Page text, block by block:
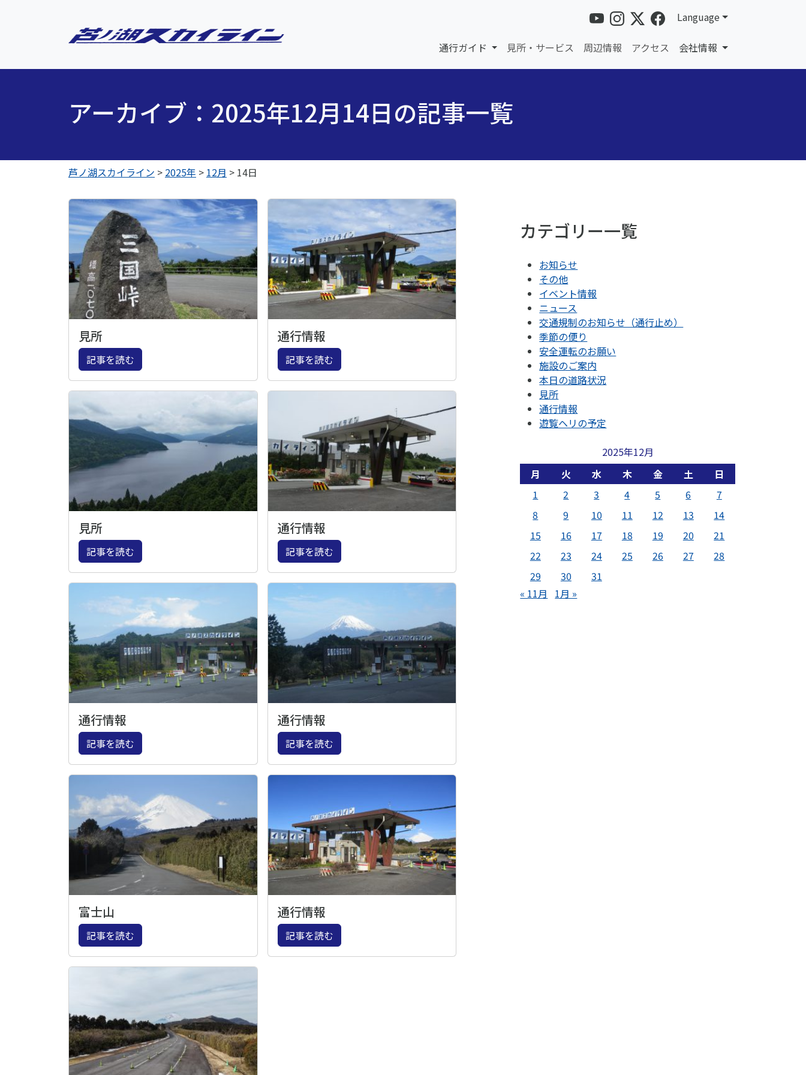
Language
通行ガイド 見所・サービス 周辺情報 アクセス 会社情報
アーカイブ：2025年12月14日の記事一覧
芦ノ湖スカイライン > 2025年 > 12月 > 14日
見所
記事を読む
通行情報
記事を読む
見所
記事を読む
通行情報
記事を読む
通行情報
記事を読む
通行情報
記事を読む
富士山
記事を読む
通行情報
記事を読む
カテゴリー一覧
お知らせ
その他
イベント情報
ニュース
交通規制のお知らせ（通行止め）
季節の便り
安全運転のお願い
施設のご案内
本日の道路状況
見所
通行情報
遊覧ヘリの予定
2025年12月
月
火 水 木 金 土
日
1
2 3 4 5 6
7
8
9 10 11 12 13
14
15
16 17 18 19 20
21
22
23 24 25 26 27
28
29
30
31
« 11月
1月 »